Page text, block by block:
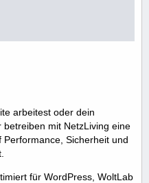
arbeitest oder dein
mit NetzLiving eine
Sicherheit und
für WordPress, WoltLab